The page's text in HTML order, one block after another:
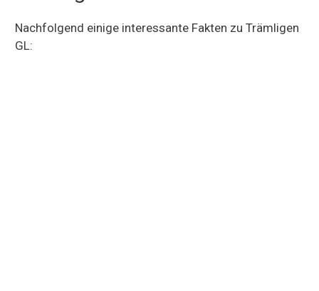
Nachfolgend einige interessante Fakten zu Trämligen
GL: